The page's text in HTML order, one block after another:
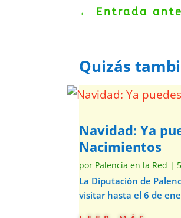
← Entrada
Quizás
Navidad: Ya
Nacimientos
por Palencia en la Red |
La Diputación de
visitar hasta el 6 de